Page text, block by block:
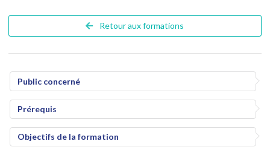
Retour aux formations
Public concerné
Prérequis
Objectifs de la formation